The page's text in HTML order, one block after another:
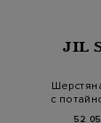
JIL
с
на
52